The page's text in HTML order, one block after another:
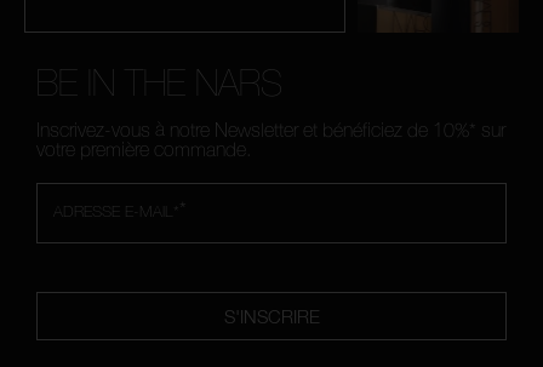
BE IN THE NARS
Inscrivez-vous à notre Newsletter et bénéficiez de 10%* sur
votre première commande.
*
ADRESSE E-MAIL*
S'INSCRIRE